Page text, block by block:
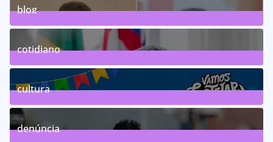
blog
75Posts
cotidiano
46Posts
cultura
63Posts
denúncia